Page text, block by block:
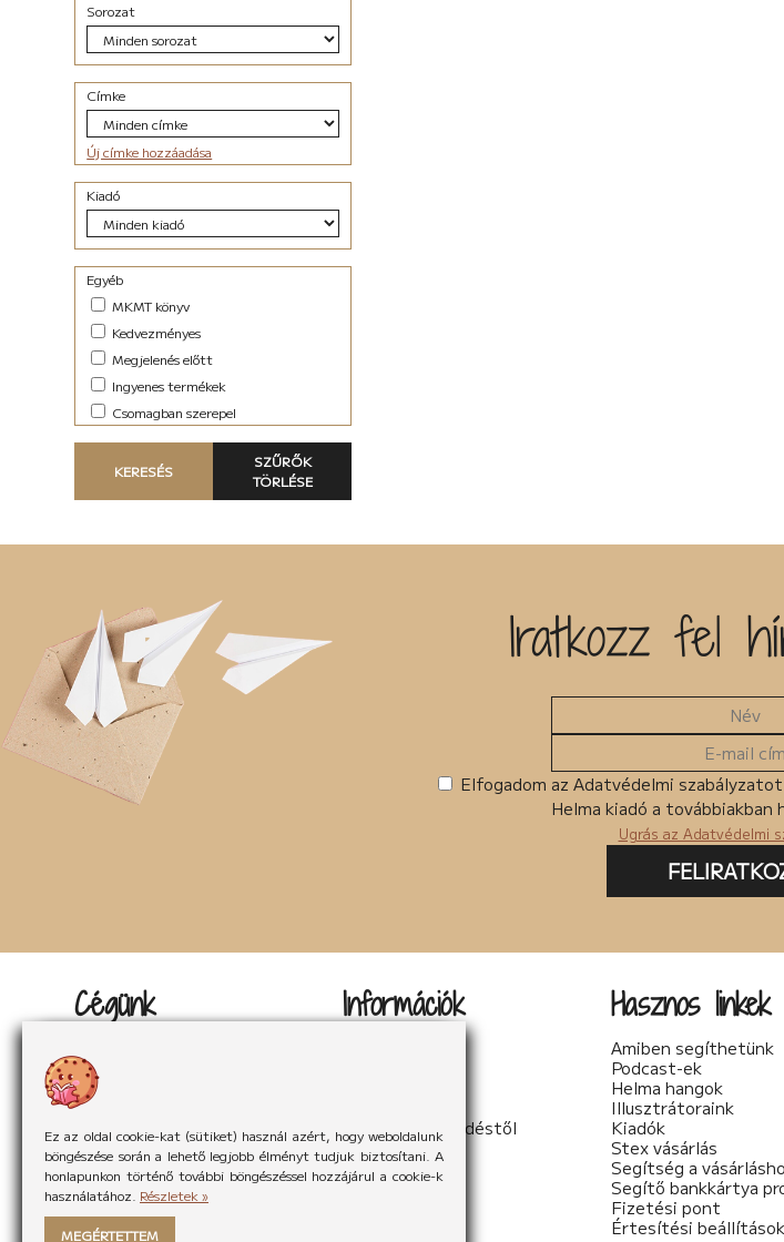
Ez az oldal cookie-kat (sütiket) használ azért, hogy weboldalunk
böngészése során a lehető legjobb élményt tudjuk biztosítani. A
honlapunkon történő további böngészéssel hozzájárul a cookie-k
használatához. Részletek »
MEGÉRTETTEM
Sorozat
Címke
Új címke hozzáadása
Kiadó
Egyéb
MKMT könyv
Kedvezményes
Megjelenés előtt
Ingyenes termékek
Csomagban szerepel
KERESÉS
SZŰRŐK
TÖRLÉSE
Iratkozz fel
Elfogadom az Adatvédelmi
Helma kiadó a továbbiakban
Ugrás az Adatvédelmi
Cégünk
Rólunk
Rólunk mondták
Hírek
Partnereink
Információk
Elállás a szerződéstől
Hasznos linkek
Amiben segíthetünk
Podcast-ek
Helma hangok
Illusztrátoraink
Kiadók
Stex vásárlás
Segítség a
Segítő bankkártya
Fizetési pont
Értesítési beállítások